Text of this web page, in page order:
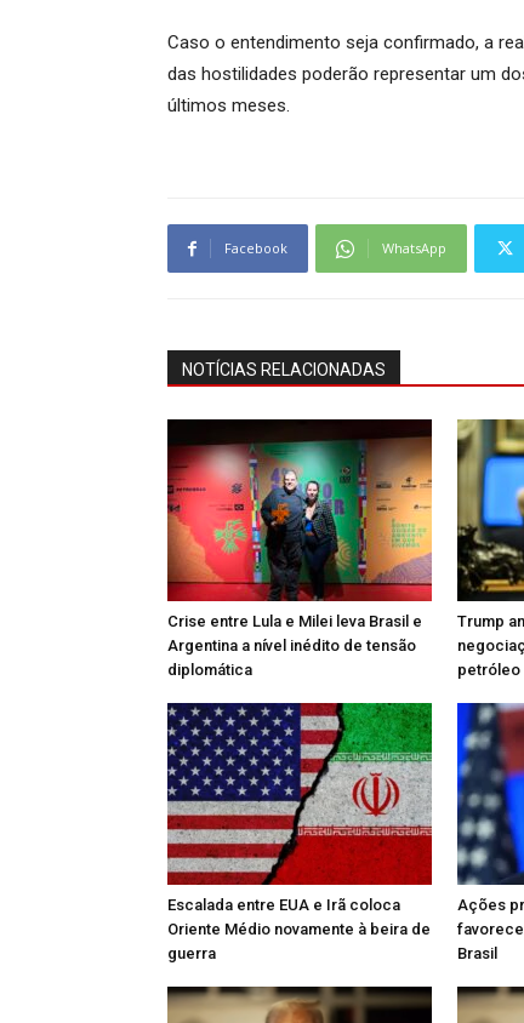
Caso o entendimento seja confirmado, a
das hostilidades poderão representar um
últimos meses.
Facebook WhatsApp
NOTÍCIAS RELACIONADAS
Crise entre Lula e Milei leva Brasil e
Argentina a nível inédito de tensão
diplomática
Trump
petróleo
Escalada entre EUA e Irã coloca
Oriente Médio novamente à beira de
guerra
Ações
Brasil